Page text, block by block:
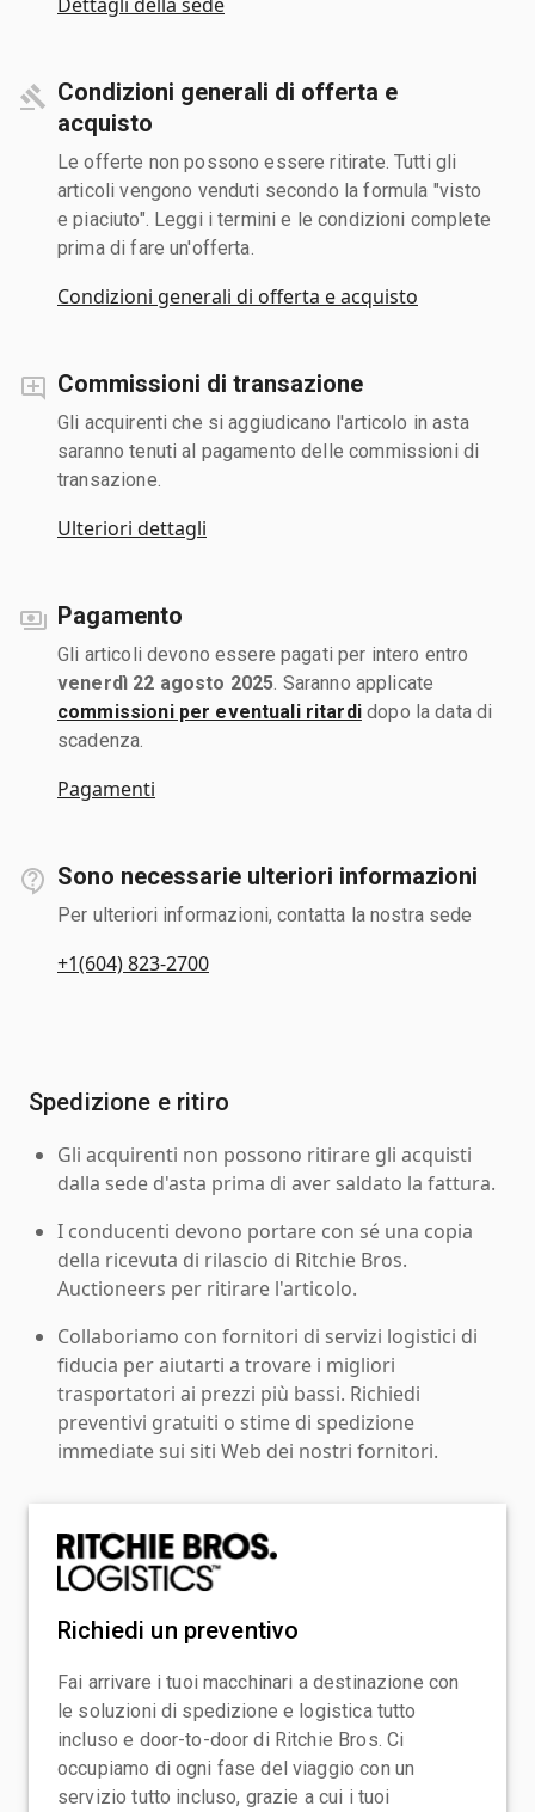
Condizioni generali di offerta e
acquisto
Le offerte non possono essere ritirate. Tutti gli
articoli vengono venduti secondo la formula "visto
e piaciuto". Leggi i termini e le condizioni complete
prima di fare un'offerta.
Condizioni generali di offerta e acquisto
Commissioni di transazione
Gli acquirenti che si aggiudicano l'articolo in asta
saranno tenuti al pagamento delle commissioni di
transazione.
Ulteriori dettagli
Pagamento
Gli articoli devono essere pagati per intero entro
venerdì 22 agosto 2025 . Saranno applicate
commissioni per eventuali ritardidopo la data di
scadenza.
Pagamenti
Sono necessarie ulteriori informazioni
Per ulteriori informazioni, contatta la nostra sede
+1(604) 823-2700
Spedizione e ritiro
Gli acquirenti non possono ritirare gli acquisti
dalla sede d'asta prima di aver saldato la fattura.
I conducenti devono portare con sé una copia
della ricevuta di rilascio di Ritchie Bros.
Auctioneers per ritirare l'articolo.
Collaboriamo con fornitori di servizi logistici di
fiducia per aiutarti a trovare i migliori
trasportatori ai prezzi più bassi. Richiedi
preventivi gratuiti o stime di spedizione
immediate sui siti Web dei nostri fornitori.
Richiedi un preventivo
Fai arrivare i tuoi macchinari a destinazione con
le soluzioni di spedizione e logistica tutto
incluso e door-to-door di Ritchie Bros. Ci
occupiamo di ogni fase del viaggio con un
servizio tutto incluso, grazie a cui i tuoi